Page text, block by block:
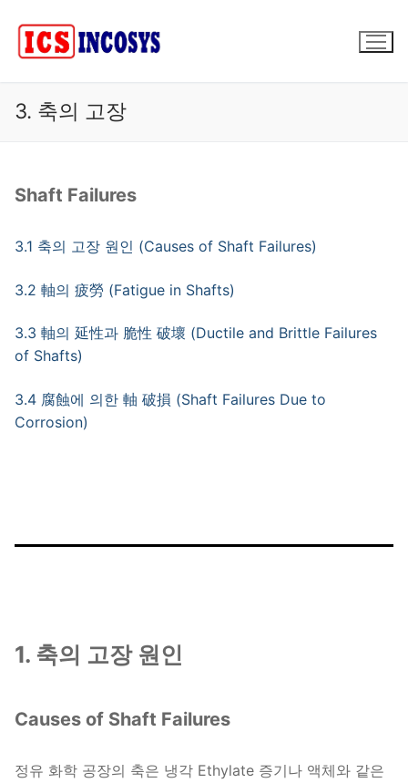
3. 축의 고장
Shaft Failures
3.1 축의 고장 원인 (Causes of Shaft Failures)
3.2 軸의 疲勞 (Fatigue in Shafts)
3.3 軸의 延性과 脆性 破壞 (Ductile and Brittle Failures
of Shafts)
3.4 腐蝕에 의한 軸 破損 (Shaft Failures Due to
Corrosion)
1. 축의 고장 원인
Causes of Shaft Failures
정유 화학 공장의 축은 냉각 Ethylate 증기나 액체와 같은